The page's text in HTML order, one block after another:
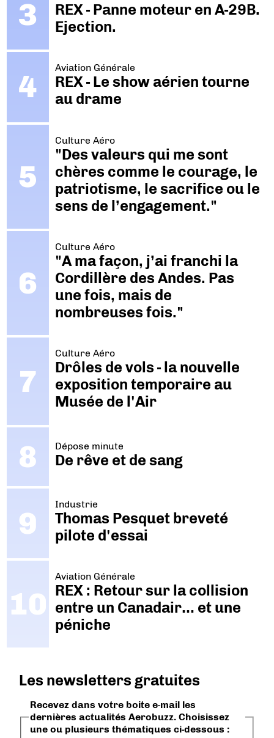
REX - Panne moteur en A-29B.
Ejection.
Aviation Générale
REX - Le show aérien tourne
au drame
Culture Aéro
"Des valeurs qui me sont
chères comme le courage, le
patriotisme, le sacrifice ou le
sens de l’engagement."
Culture Aéro
"A ma façon, j’ai franchi la
Cordillère des Andes. Pas
une fois, mais de
nombreuses fois."
Culture Aéro
Drôles de vols - la nouvelle
exposition temporaire au
Musée de l'Air
Dépose minute
De rêve et de sang
Industrie
Thomas Pesquet breveté
pilote d'essai
Aviation Générale
REX : Retour sur la collision
entre un Canadair… et une
péniche
Les newsletters gratuites
Recevez dans votre boite e-mail les
dernières actualités Aerobuzz. Choisissez
une ou plusieurs thématiques ci-dessous :